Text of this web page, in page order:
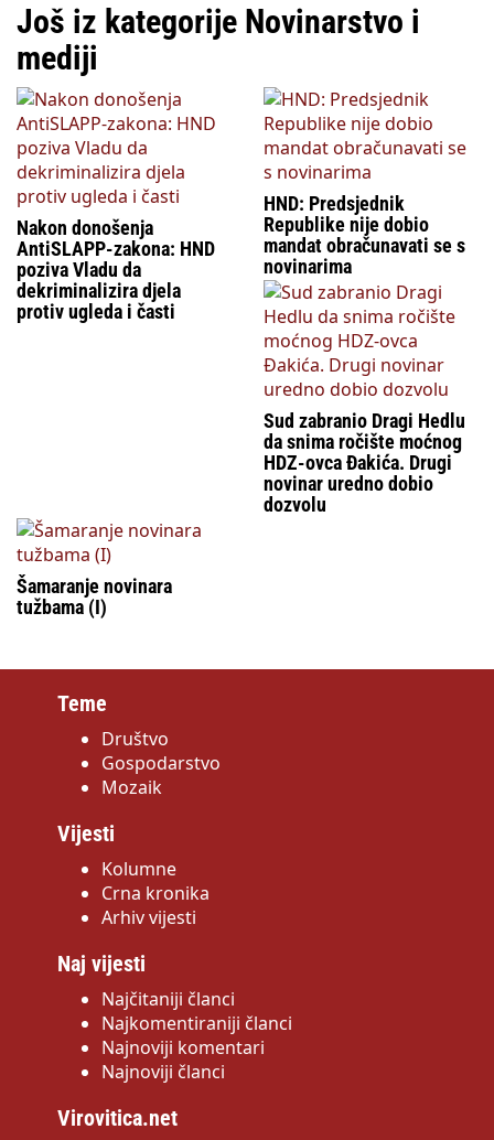
Još iz kategorije Novinarstvo i
mediji
Nakon donošenja
AntiSLAPP-zakona: HND
poziva Vladu da
dekriminalizira djela
protiv ugleda i časti
HND: Predsjednik
Republike nije dobio
mandat obračunavati se s
novinarima
Sud zabranio Dragi Hedlu
da snima ročište moćnog
HDZ-ovca Đakića. Drugi
novinar uredno dobio
dozvolu
Šamaranje novinara
tužbama (I)
Teme
Društvo
Gospodarstvo
Mozaik
Vijesti
Kolumne
Crna kronika
Arhiv vijesti
Naj vijesti
Najčitaniji članci
Najkomentiraniji članci
Najnoviji komentari
Najnoviji članci
Virovitica.net